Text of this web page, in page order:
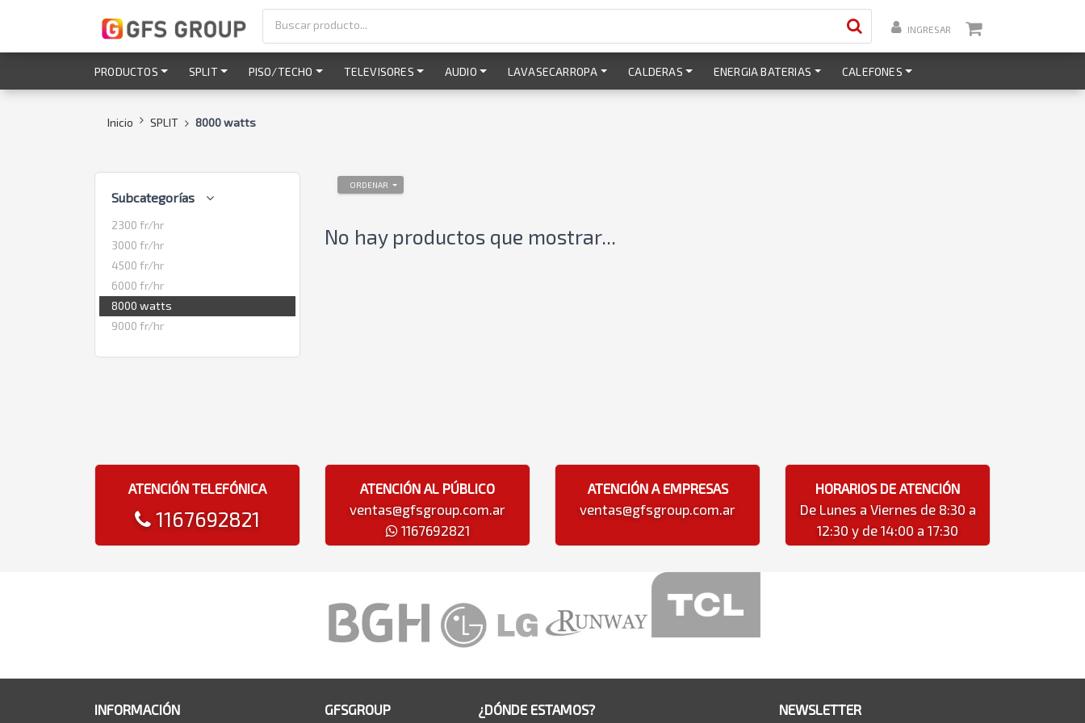
INGRESAR
PRODUCTOS SPLIT PISO/TECHO TELEVISORES AUDIO LAVASECARROPA CALDERAS ENERGIA BATERIAS CALEFONES
Inicio SPLIT 8000 watts
Subcategorías
2300 fr/hr
3000 fr/hr
4500 fr/hr
6000 fr/hr
8000 watts
9000 fr/hr
ORDENAR
No hay productos que mostrar...
ATENCIÓN TELEFÓNICA
1167692821
ATENCIÓN AL PÚBLICO
ventas@gfsgroup.com.ar
1167692821
ATENCIÓN A EMPRESAS
ventas@gfsgroup.com.ar
HORARIOS DE ATENCIÓN
De Lunes a Viernes de 8:30 a
12:30 y de 14:00 a 17:30
INFORMACIÓN GFSGROUP ¿DÓNDE ESTAMOS? NEWSLETTER